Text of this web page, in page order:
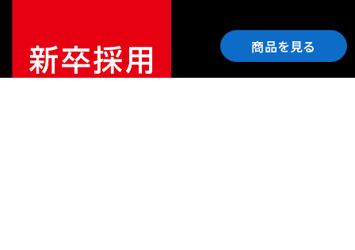
商品を見る